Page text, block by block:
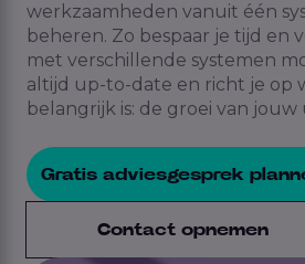
werkzaamheden vanuit één
beheren. Zo bespaar je tijd en
met verschillende systemen
altijd up-to-date en richt je op
belangrijk is: de groei van
Gratis adviesgesprek
Contact opnemen